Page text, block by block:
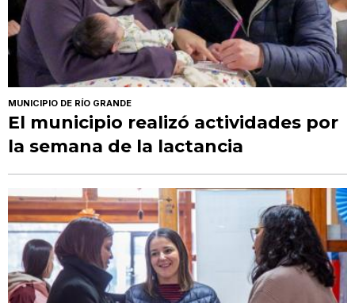
MUNICIPIO DE RÍO GRANDE
El municipio realizó actividades por
la semana de la lactancia